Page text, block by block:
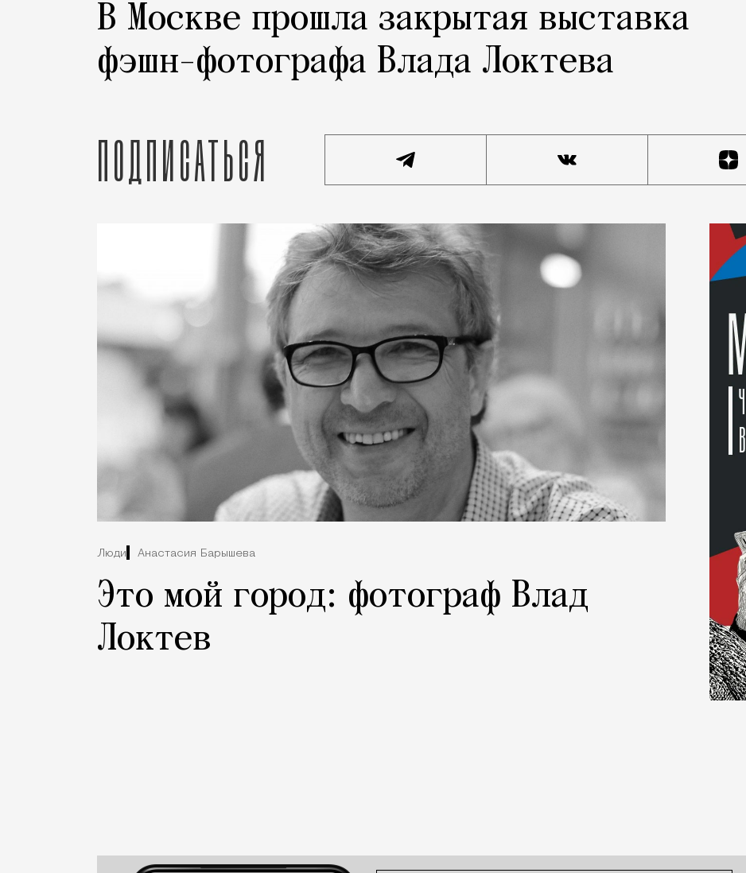
В Москве прошла закрытая выставка
фэшн-фотографа Влада Локтева
Подписаться
Люди Анастасия Барышева
Это мой город: фотограф Влад
Локтев